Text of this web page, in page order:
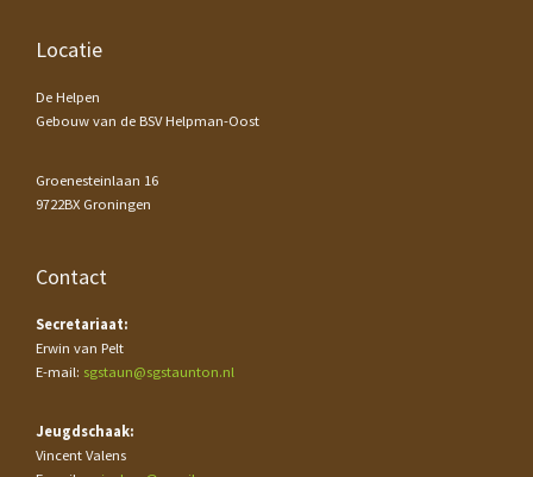
Footer
Locatie
De Helpen
Gebouw van de BSV Helpman-Oost
Groenesteinlaan 16
9722BX Groningen
Contact
Secretariaat:
Erwin van Pelt
E-mail: sgstaun@sgstaunton.nl
Jeugdschaak:
Vincent Valens